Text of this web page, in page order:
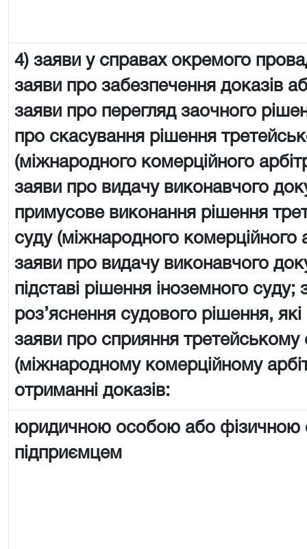
4) заяви у справах окремого
заяви про забезпечення доказів
заяви про перегляд заочного
про скасування рішення
(міжнародного комерційного
заяви про видачу виконавчого
примусове виконання рішення
суду (міжнародного комерційного
заяви про видачу виконавчого
підставі рішення іноземного суду;
роз’яснення судового рішення,
заяви про сприяння третейському
(міжнародному комерційному
отриманні доказів:
юридичною особою або
підприємцем